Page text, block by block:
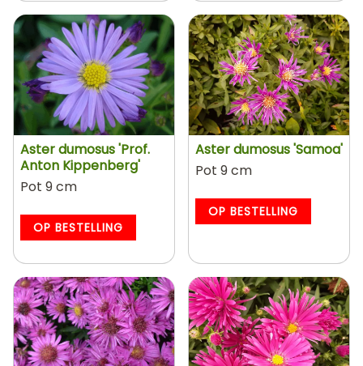
Aster dumosus 'Prof.
Anton Kippenberg'
Pot 9 cm
OP BESTELLING
Aster dumosus 'Samoa'
Pot 9 cm
OP BESTELLING